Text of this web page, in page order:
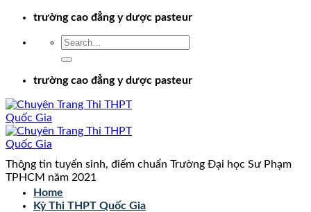
Chuyểntrường cao đẳng y dược pasteur
trường cao đẳng y dược pasteur
Home
Kỳ Thi THPT Quốc Gia
Thông tin tuyển sinh, điểm chuẩn Trường Đại học Sư Phạm
TPHCM năm 2021